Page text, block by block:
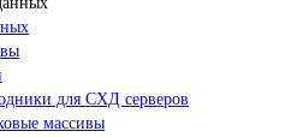
для СХД серверов
массивы